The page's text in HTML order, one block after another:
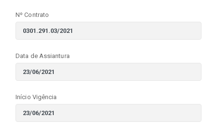
Nº Contrato
Data de Assiantura
Início Vigência